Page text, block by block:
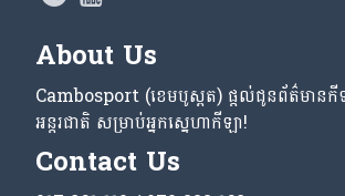
About Us
Cambosport (ខេមបូស្ពត) ផ្តល់ជូនព័ត៌មានកី
អន្តរជាតិ សម្រាប់អ្នកស្នេហាកីឡា!
Contact Us